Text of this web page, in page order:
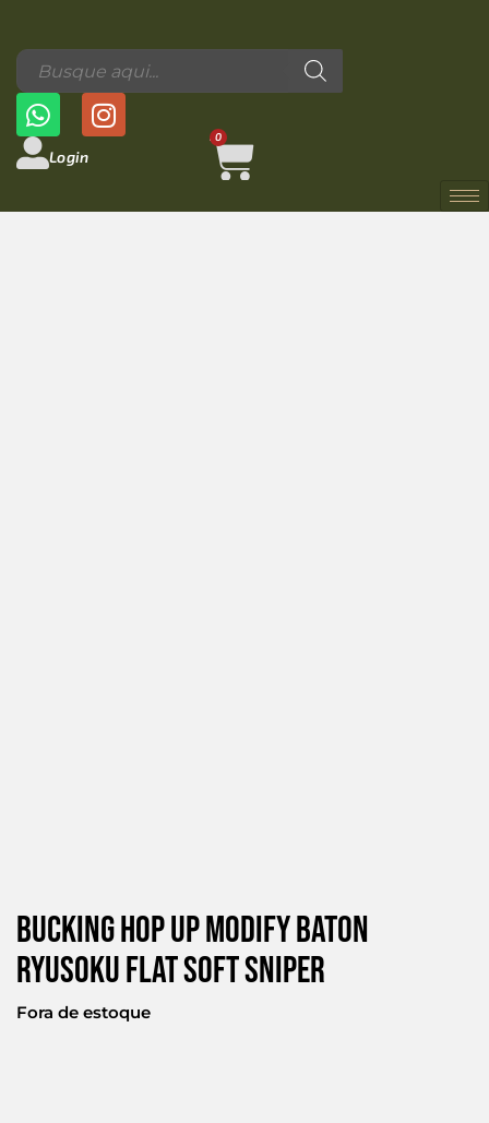
Login
0
Bucking Hop Up Modify Baton
Ryusoku Flat Soft Sniper
Fora de estoque